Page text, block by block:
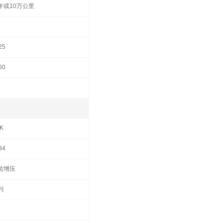
或10万公里
增压